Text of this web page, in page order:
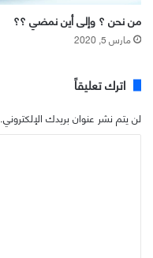
من نحن ؟ وإلى أين نمضي ؟؟
مارس 5, 2020
اترك تعليقاً
لن يتم نشر عنوان بريدك الإلكتروني.